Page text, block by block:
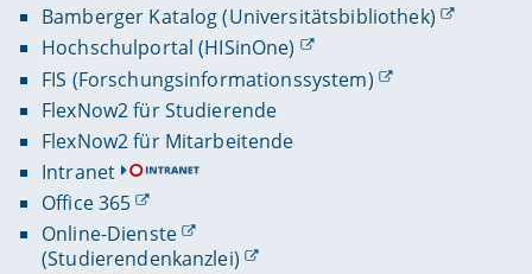
Bamberger Katalog (Universitätsbibliothek)
Hochschulportal (HISinOne)
FIS (Forschungsinformationssystem)
FlexNow2 für Studierende
FlexNow2 für Mitarbeitende
Intranet
Office 365
Online-Dienste
(Studierendenkanzlei)